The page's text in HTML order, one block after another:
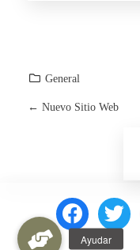
General
P
T
← Nuevo Sitio Web
facebook twitter